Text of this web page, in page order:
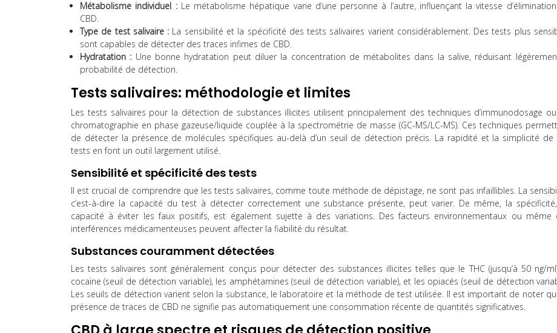
Métabolisme individuel : Le métabolisme hépatique varie d’une personne à l’autre, influençant la vitesse
CBD.
Type de test salivaire : La sensibilité et la spécificité des tests salivaires varient considérablement. Des tests plus
sont capables de détecter des traces infimes de CBD.
Hydratation : Une bonne hydratation peut diluer la concentration de métabolites dans la salive, réduisant
probabilité de détection.
Tests salivaires: méthodologie et limites
Les tests salivaires pour la détection de substances illicites utilisent principalement des techniques d’immunodosage
chromatographie en phase gazeuse/liquide couplée à la spectrométrie de masse (GC-MS/LC-MS). Ces techniques
de détecter la présence de molécules spécifiques au-delà d’un seuil de détection précis. La rapidité et la simplicité de
tests en font un outil largement utilisé.
Sensibilité et spécificité des tests
Il est crucial de comprendre que les tests salivaires, comme toute méthode de dépistage, ne sont pas infaillibles. La
c’est-à-dire la capacité du test à détecter correctement une substance présente, peut varier. De même, la
capacité à éviter les faux positifs, est également sujette à des variations. Des facteurs environnementaux ou même
interférences médicamenteuses peuvent affecter la fiabilité du résultat.
Substances couramment détectées
Les tests salivaires sont généralement conçus pour détecter des substances illicites telles que le THC (jusqu’à 50 ng/
cocaïne (seuil de détection variable), les amphétamines (seuil de détection variable), et les opiacés (seuil de détection
Les seuils de détection varient selon la substance, le laboratoire et la méthode de test utilisée. Il est important de noter
présence de traces de CBD ne signifie pas automatiquement une consommation récente de quantités significatives.